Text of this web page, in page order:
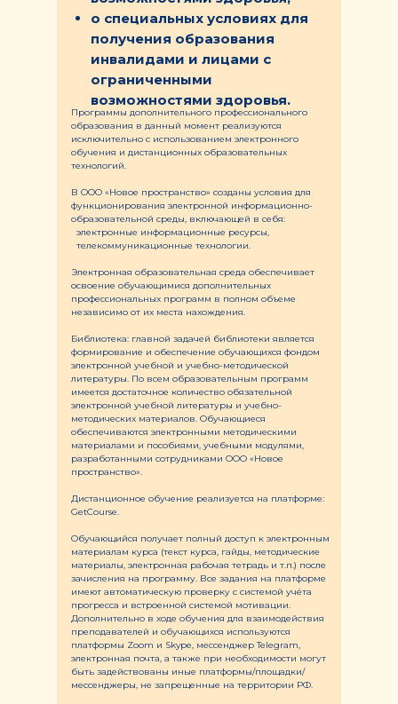
о специальных условиях для
получения образования
инвалидами и лицами с
ограниченными
возможностями здоровья.
Программы дополнительного профессионального
образования в данный момент реализуются
исключительно с использованием электронного
обучения и дистанционных образовательных
технологий.
В ООО «Новое пространство» созданы условия для
функционирования электронной информационно-
образовательной среды, включающей в себя:
электронные информационные ресурсы,
телекоммуникационные технологии.
Электронная образовательная среда обеспечивает
освоение обучающимися дополнительных
профессиональных программ в полном объеме
независимо от их места нахождения.
Библиотека: главной задачей библиотеки является
формирование и обеспечение обучающихся фондом
электронной учебной и учебно-методической
литературы. По всем образовательным программ
имеется достаточное количество обязательной
электронной учебной литературы и учебно-
методических материалов. Обучающиеся
обеспечиваются электронными методическими
материалами и пособиями, учебными модулями,
разработанными сотрудниками ООО «Новое
пространство».
Дистанционное обучение реализуется на платформе:
GetCourse.
Обучающийся получает полный доступ к электронным
материалам курса (текст курса, гайды, методические
материалы, электронная рабочая тетрадь и т.п.) после
зачисления на программу. Все задания на платформе
имеют автоматическую проверку с системой учёта
прогресса и встроенной системой мотивации.
Дополнительно в ходе обучения для взаимодействия
преподавателей и обучающихся используются
платформы Zoom и Skype, мессенджер Telegram,
электронная почта, а также при необходимости могут
быть задействованы иные платформы/площадки/
мессенджеры, не запрещенные на территории РФ.